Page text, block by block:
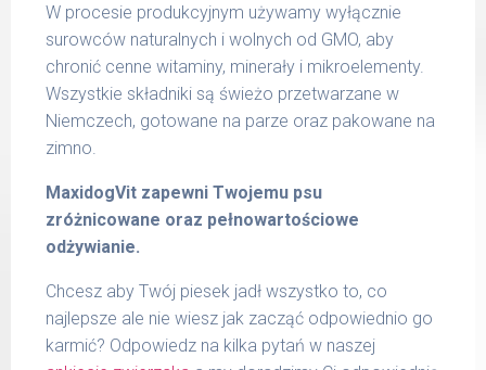
W procesie produkcyjnym używamy wyłącznie
surowców naturalnych i wolnych od GMO, aby
chronić cenne witaminy, minerały i mikroelementy.
Wszystkie składniki są świeżo przetwarzane w
Niemczech, gotowane na parze oraz pakowane na
zimno.
MaxidogVit zapewni Twojemu psu
zróżnicowane oraz pełnowartościowe
odżywianie.
Chcesz aby Twój piesek jadł wszystko to, co
najlepsze ale nie wiesz jak zacząć odpowiednio go
karmić? Odpowiedz na kilka pytań w naszej